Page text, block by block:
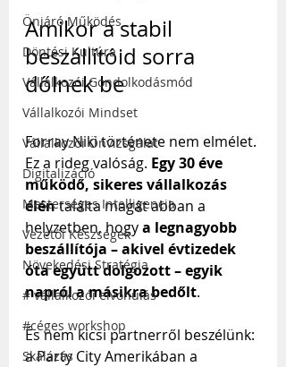
Önjáró Működés
Döntési Kultúra
Vállalkozói Gondolkodásmód
Vállalkozói Mindset
Vállalkozói Önvizsgálat
Digitalizáció
Mesterséges Intelligencia
Vezetői Készségek
Növekedési Stratégia
# vállalkozói elvonulás
#céges workshop
Skálázás
Amikor a stabil
beszállítóid sorra
dőlnek be
Forray Niki története nem elmélet.
Ez a rideg valóság. Egy 30 éve
működő, sikeres vállalkozás
élén találta magát abban a
helyzetben, hogy a legnagyobb
beszállítója – akivel évtizedek
óta együtt dolgozott – egyik
napról a másikra bedőlt.
És nem kicsi partnerről beszélünk:
a Party City Amerikában a